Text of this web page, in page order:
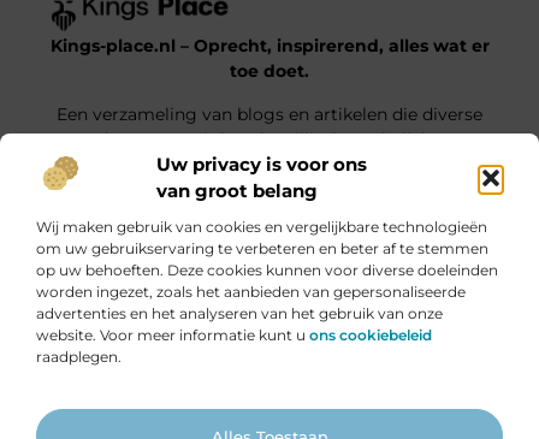
Uw privacy is voor ons
van groot belang
Wij maken gebruik van cookies en vergelijkbare technologieën
om uw gebruikservaring te verbeteren en beter af te stemmen
op uw behoeften. Deze cookies kunnen voor diverse doeleinden
worden ingezet, zoals het aanbieden van gepersonaliseerde
advertenties en het analyseren van het gebruik van onze
website. Voor meer informatie kunt u ons cookiebeleid
raadplegen.
Ga Naar
Kings-place.nl – Oprecht, inspirerend, alles wat er
toe doet.
Een verzameling van blogs en artikelen die diverse
onderwerpen uit het dagelijks leven belichten.
Onze informatie
Bericht categorie